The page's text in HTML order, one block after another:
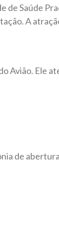
de Saúde
A
Avião. Ele
de